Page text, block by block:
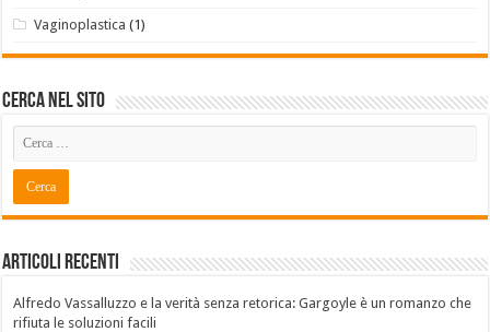
Vaginoplastica (1)
Cerca Nel Sito
Articoli recenti
Alfredo Vassalluzzo e la verità senza retorica: Gargoyle è un romanzo che
rifiuta le soluzioni facili